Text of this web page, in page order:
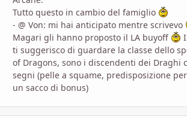
Tutto questo in cambio del famiglio
- @ Von: mi hai anticipato mentre scrivevo
Magari gli hanno proposto il LA buyoff
ti suggerisco di guardare la classe dello
of Dragons, sono i discendenti dei Draghi
segni (pelle a squame, predisposizione
un sacco di bonus)